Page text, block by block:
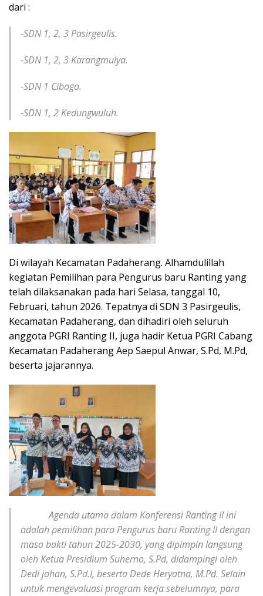
dari :
-SDN 1, 2, 3 Pasirgeulis.
-SDN 1, 2, 3 Karangmulya.
-SDN 1 Cibogo.
-SDN 1, 2 Kedungwuluh.
Di wilayah Kecamatan Padaherang. Alhamdulillah
kegiatan Pemilihan para Pengurus baru Ranting yang
telah dilaksanakan pada hari Selasa, tanggal 10,
Februari, tahun 2026. Tepatnya di SDN 3 Pasirgeulis,
Kecamatan Padaherang, dan dihadiri oleh seluruh
anggota PGRI Ranting II, juga hadir Ketua PGRI Cabang
Kecamatan Padaherang Aep Saepul Anwar, S.Pd, M.Pd,
beserta jajarannya.
Agenda utama dalam Konferensi Ranting II ini
adalah pemilihan para Pengurus baru Ranting II dengan
masa bakti tahun 2025-2030, yang dipimpin langsung
oleh Ketua Presidium Suherno, S.Pd, didampingi oleh
Dedi johan, S.Pd.I, beserta Dede Heryatna, M.Pd. Selain
untuk mengevaluasi program kerja sebelumnya, para